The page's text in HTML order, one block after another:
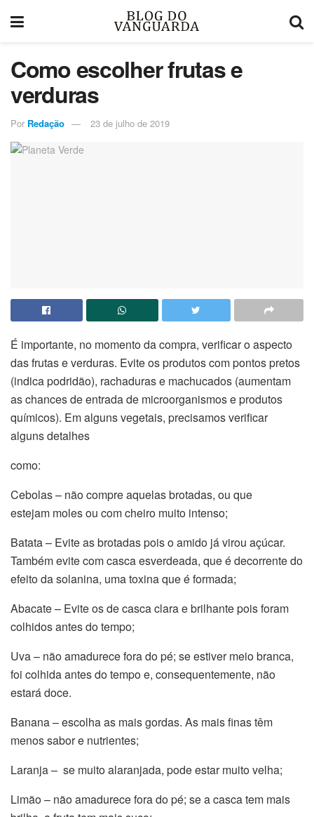
Como escolher frutas e
verduras
Por Redação 23 de julho de 2019
É importante, no momento da compra, verificar o aspecto
das frutas e verduras. Evite os produtos com pontos pretos
(indica podridão), rachaduras e machucados (aumentam
as chances de entrada de microorganismos e produtos
químicos). Em alguns vegetais, precisamos verificar
alguns detalhes
como:
Cebolas – não compre aquelas brotadas, ou que
estejam moles ou com cheiro muito intenso;
Batata – Evite as brotadas pois o amido já virou açúcar.
Também evite com casca esverdeada, que é decorrente do
efeito da solanina, uma toxina que é formada;
Abacate – Evite os de casca clara e brilhante pois foram
colhidos antes do tempo;
Uva – não amadurece fora do pé; se estiver meio branca,
foi colhida antes do tempo e, consequentemente, não
estará doce.
Banana – escolha as mais gordas. As mais finas têm
menos sabor e nutrientes;
Laranja – se muito alaranjada, pode estar muito velha;
Limão – não amadurece fora do pé; se a casca tem mais